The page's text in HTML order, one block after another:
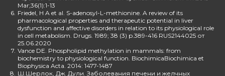
Mar;36(1):1-13
6. Friedel, H A et al. S-adenosyl-L-methionine. A review of its
pharmacological properties and therapeutic potential in liver
dysfunction and affective disorders in relation to its physiological role
in cell metabolism. Drugs. 1989; 38 (3) p.389-416 RUS2144025 от
25.06.2020
7. Vance DE. Phospholipid methylation in mammals: from
biochemistry to physiological function. BiochimicaBiochimica et
Biophysica Acta. 2014: 1477-1487
8. Ш.Шерлок, Дж. Дули. Заболевания печени и желчных